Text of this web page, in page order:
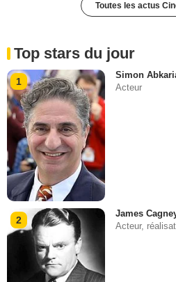
Toutes les actus
Top stars du jour
1
Simon
Acteur
2
James
Acteur,